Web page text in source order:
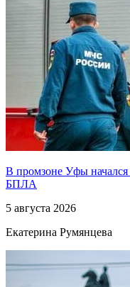
В промзоне Уфы начался
БПЛА
5 августа 2026
Екатерина Румянцева